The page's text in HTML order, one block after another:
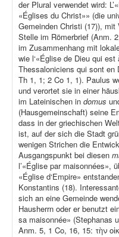
der Plural verwendet wird:
«Églises du Christ»» (die
Gemeinden Christi (17)),
Stelle im Römerbrief (Anm.
im Zusammenhang mit
wie l‘«Église de Dieu qui
Thessaloniciens qui sont en
Th 1, 1; 2 Co 1, 1). Paulus
und verortet sie in einer
im Lateinischen in domus
(Hausgemeinschaft) seine
dass in der griechischen
ist, auf der sich die Stadt
wenigen Strichen die
Ausgangspunkt bei diesen
l’«Église par maisonnées»,
«Église d‘Empire»
Konstantins (18).
sich an eine Gemeinde
Hausherrn oder er benutzt
sa maisonnée» (Stephanas
Anm. 5, 1 Co, 16, 15: τὴν